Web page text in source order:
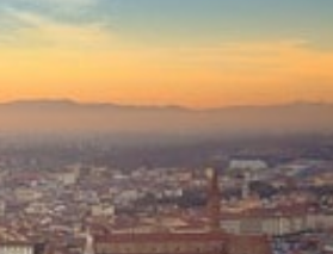
de
Panorama's
de Stad